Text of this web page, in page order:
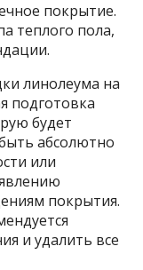
покрытие.
теплого пола,
линолеума на
подготовка
будет
абсолютно
или
покрытия.
и удалить все